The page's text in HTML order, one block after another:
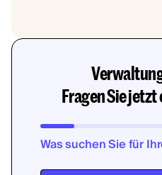
Fragen Sie
Was suchen Sie für